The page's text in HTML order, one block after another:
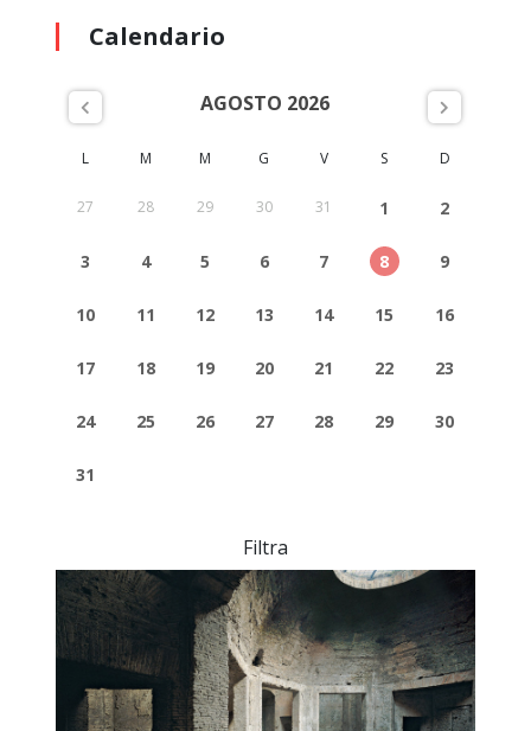
Calendario
AGOSTO 2026
L M M G V S D
27 28 29 30 31 1 2
3 4 5 6 7 8 9
10 11 12 13 14 15 16
17 18 19 20 21 22 23
24 25 26 27 28 29 30
31
Filtra